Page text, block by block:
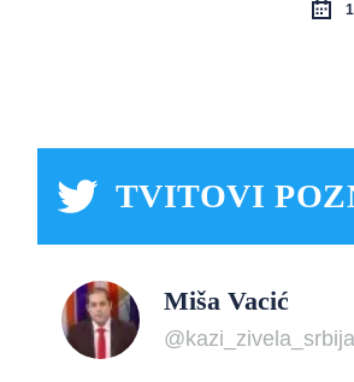
TVITOVI
Miša Vacić
@kazi_zivela_srbija